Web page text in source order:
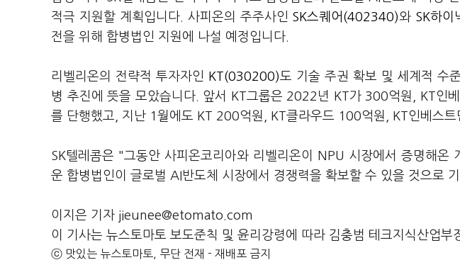
적극 지원할 계획입니다. 사피온의 주주사인 SK스퀘어(402340)와 SK하
전을 위해 합병법인 지원에 나설 예정입니다.
리벨리온의 전략적 투자자인 KT(030200)도 기술 주권 확보 및 세계적 수
병 추진에 뜻을 모았습니다. 앞서 KT그룹은 2022년 KT가 300억원, KT인
를 단행했고, 지난 1월에도 KT 200억원, KT클라우드 100억원, KT인베스트
SK텔레콤은 "그동안 사피온코리아와 리벨리온이 NPU 시장에서 증명해온
운 합병법인이 글로벌 AI반도체 시장에서 경쟁력을 확보할 수 있을 것으로
이지은 기자 jieunee@etomato.com
이 기사는 뉴스토마토 보도준칙 및 윤리강령에 따라 김충범 테크지식산업부
ⓒ 맛있는 뉴스토마토, 무단 전재 - 재배포 금지